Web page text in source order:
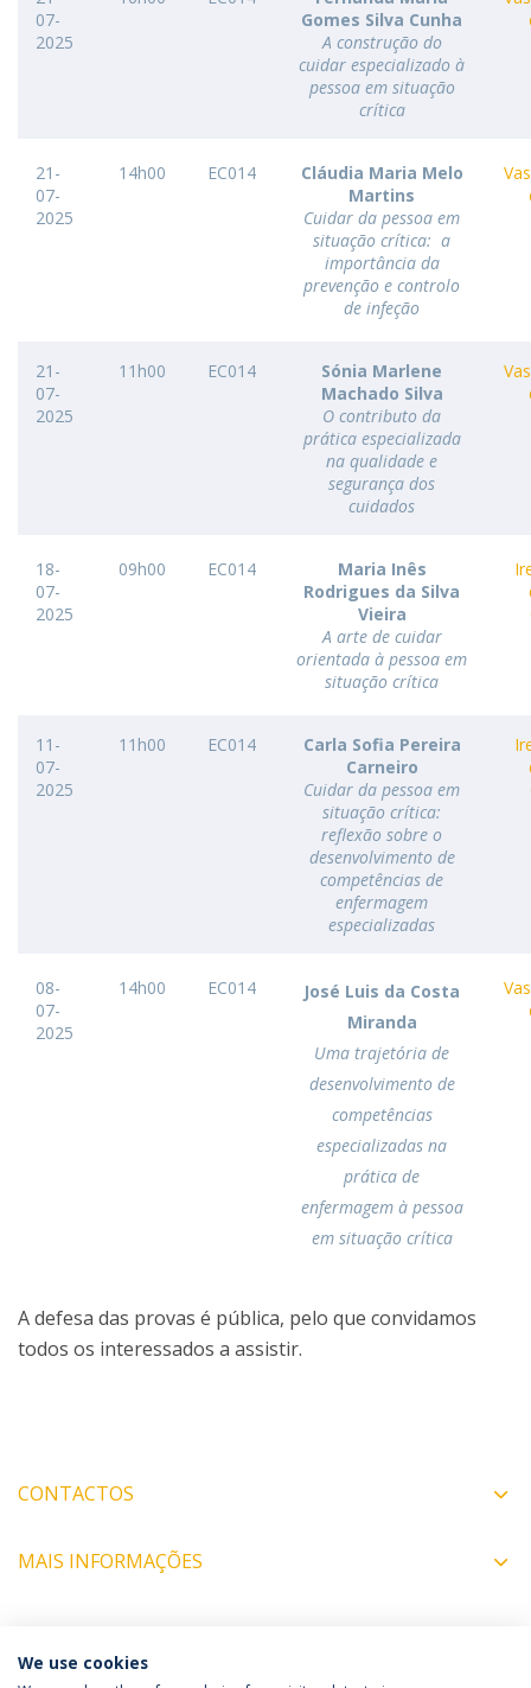
07-
2025
Gomes Silva Cunha
A construção do
cuidar especializado à
pessoa em situação
crítica
21-
07-
2025
14h00 EC014
Cláudia Maria Melo
Martins
Cuidar da pessoa em
situação crítica: a
importância da
prevenção e controlo
de infeção
21-
07-
2025
11h00 EC014
Sónia Marlene
Machado Silva
O contributo da
prática especializada
na qualidade e
segurança dos
cuidados
18-
07-
2025
09h00 EC014
Maria Inês
Rodrigues da Silva
Vieira
A arte de cuidar
orientada à pessoa em
situação crítica
11-
07-
2025
11h00 EC014
Carla Sofia Pereira
Carneiro
Cuidar da pessoa em
situação crítica:
reflexão sobre o
desenvolvimento de
competências de
enfermagem
especializadas
08-
07-
2025
14h00 EC014
José Luis da Costa
Miranda
Uma trajetória de
desenvolvimento de
competências
especializadas na
prática de
enfermagem à pessoa
em situação crítica
A defesa das provas é pública, pelo que convidamos
todos os interessados a assistir.
CONTACTOS
MAIS INFORMAÇÕES
COORDENADORES
We use cookies